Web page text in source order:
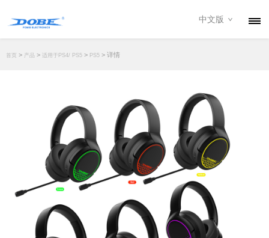
联系我们
下载专区
经销商
中文版
首页 > 产品 > 适用于PS4/ PS5 > PS5 > 详情